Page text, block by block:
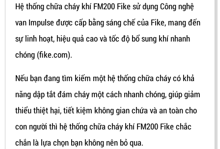
Hệ thống chữa cháy khí FM200 Fike sử dụng Công nghệ
van Impulse được cấp bằng sáng chế của Fike, mang đến
sự linh hoạt, hiệu quả cao và tốc độ bổ sung khí nhanh
chóng (fike.com).
Nếu bạn đang tìm kiếm một hệ thống chữa cháy có khả
năng dập tắt đám cháy một cách nhanh chóng, giúp giảm
thiểu thiệt hại, tiết kiệm không gian chứa và an toàn cho
con người thì hệ thống chữa cháy khí FM200 Fike chắc
chắn là lựa chọn bạn không nên bỏ qua.